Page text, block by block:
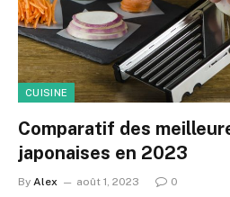
CUISINE
Comparatif des
japonaises en 2023
By Alex août 1, 2023 0